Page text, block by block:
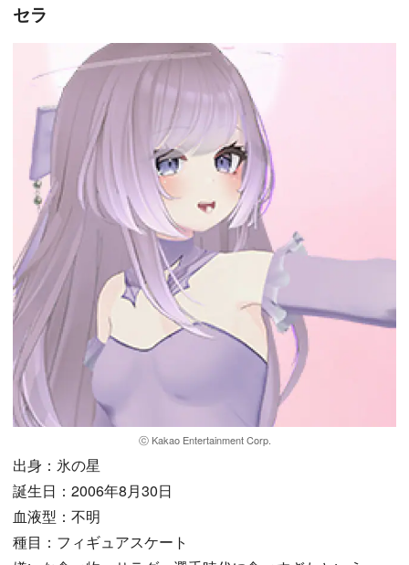
セラ
ⓒ Kakao Entertainment Corp.
出身：氷の星
誕生日：2006年8月30日
血液型：不明
種目：フィギュアスケート